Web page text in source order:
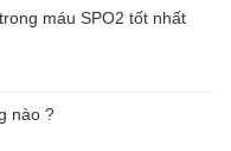
máu SPO2 tốt nhất
nào ?